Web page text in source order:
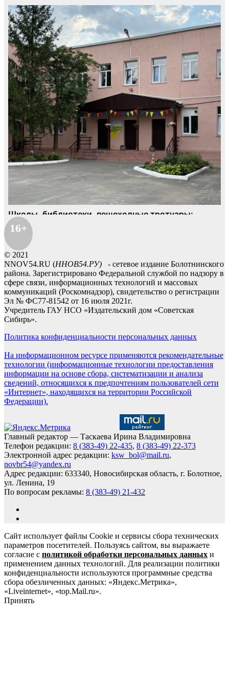
16+
© 2021
NNOV54.RU (ННОВ54.РУ) - сетевое издание Болотнинского
района. Зарегистрировано Федеральной службой по надзору в
сфере связи, информационных технологий и массовых
коммуникаций (Роскомнадзор), свидетельство о регистрации
Эл № ФС77-81542 от 16 июля 2021г.
Учредитель ГАУ НСО «Издательский дом «Советская
Сибирь».
Политика конфиденциальности персональных данных
На информационном ресурсе применяются рекомендательные
технологии (информационные технологии предоставления
информации на основе сбора, систематизации и анализа
сведений, относящихся к предпочтениям пользователей сети
«Интернет», находящихся на территории Российской
Федерации).
Главный редактор — Таскаева Ирина Владимировна
Телефон редакции: 8 (383-49) 22-435, 8 (383-49) 22-373
Электронной адрес редакции: ksw_bol@mail.ru,
novbr54@yandex.ru
Адрес редакции: 633340, Новосибирская область, г. Болотное,
ул. Ленина, 19
По вопросам рекламы: 8 (383-49) 21-432
Сайт использует файлы Cookie и сервисы сбора технических
параметров посетителей. Пользуясь сайтом, вы выражаете
согласие с политикой обработки персональных данных и
применением данных технологий. Для реализации политики
конфиденциальности используются программные средства
сбора обезличенных данных: «Яндекс.Метрика»,
«Liveinternet», «top.Mail.ru».
Принять